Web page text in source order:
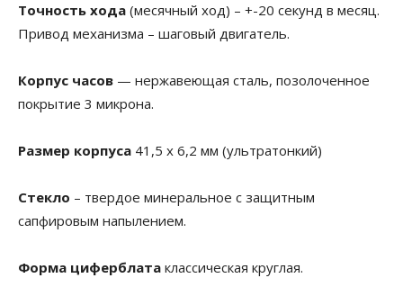
Точность хода (месячный ход) – +-20 секунд в месяц.
Привод механизма – шаговый двигатель.
Корпус часов — нержавеющая сталь, позолоченное
покрытие 3 микрона.
Размер корпуса 41,5 х 6,2 мм (ультратонкий)
Стекло – твердое минеральное с защитным
сапфировым напылением.
Форма циферблата классическая круглая.